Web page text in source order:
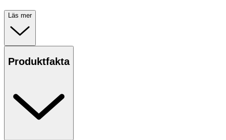
Läs mer
Produktfakta